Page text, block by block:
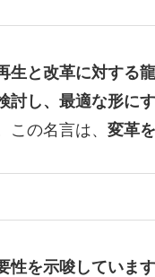
生と改革に対する
討し、最適な形に
この名言は、 変革
性を示唆しています